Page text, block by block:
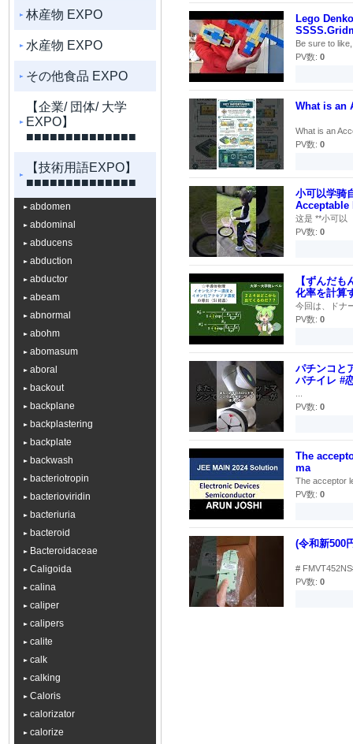
林産物 EXPO
水産物 EXPO
その他食品 EXPO
【企業/ 団体/ 大学
EXPO】
■■■■■■■■■■■■■■
【技術用語EXPO】
■■■■■■■■■■■■■■
abdomen
abdominal
abducens
abduction
abductor
abeam
abnormal
abohm
abomasum
aboral
backout
backplane
backplastering
backplate
backwash
bacteriotropin
bacterioviridin
bacteriuria
bacteroid
Bacteroidaceae
Caligoida
calina
caliper
calipers
calite
calk
calking
Caloris
calorizator
calorize
Lego
Be sure to
PV数: 0
What is an
What is an
PV数: 0
小可以学骑
Acceptable
这是 **小可以
PV数: 0
【ずんだ
化率を計算
今回は、ドナ
PV数: 0
パチンコと
パチイレ #
PV数: 0
The
ma
The acceptor
PV数: 0
(令和新500
#
PV数: 0